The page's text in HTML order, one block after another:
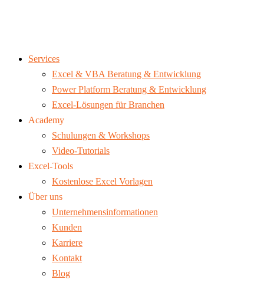
Services
Excel & VBA Beratung & Entwicklung
Power Platform Beratung & Entwicklung
Excel-Lösungen für Branchen
Academy
Schulungen & Workshops
Video-Tutorials
Excel-Tools
Kostenlose Excel Vorlagen
Über uns
Unternehmensinformationen
Kunden
Karriere
Kontakt
Blog